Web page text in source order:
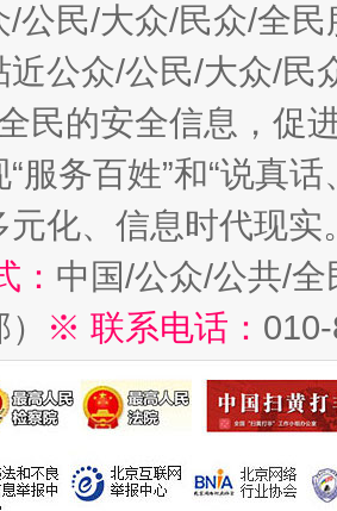
/公民/大众/民众/全
近公众/公民/大众/民
民的安全信息，促
服务百姓”和“说真
元化、信息时代现实
： 中国/公众/公共/
※ 联系电话：